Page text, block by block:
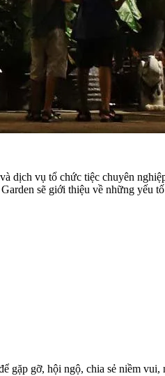
dịch vụ tổ chức tiệc chuyên
sẽ giới thiệu về những yếu
gỡ, hội ngộ, chia sẻ niềm